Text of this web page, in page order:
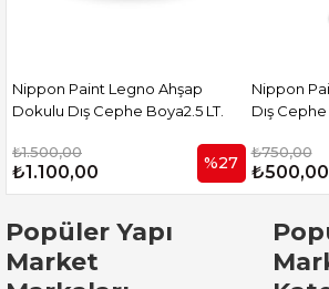
Ahşap
LT.
%27
Nippon Paint Legno Solüsyon
Dış Cephe Boyası 1 LT.
%33
Popüler Yapı
Market